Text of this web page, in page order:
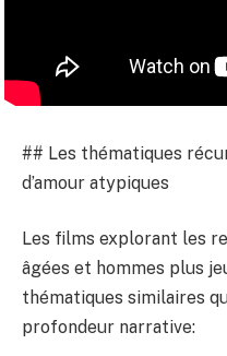
## Les thématiques
d’amour atypiques
Les films explorant les
âgées et hommes plus
thématiques similaires
profondeur narrative: